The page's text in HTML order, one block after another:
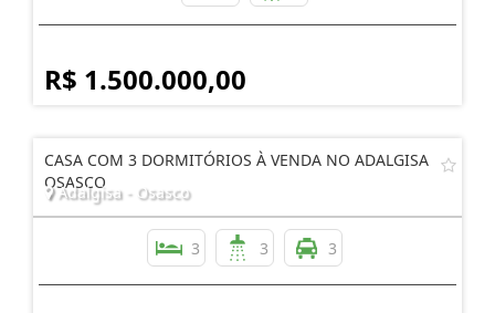
R$ 1.500.000,00
CASA COM 3 DORMITÓRIOS À VENDA NO ADALGISA
OSASCO
Adalgisa - Osasco
3 3 3